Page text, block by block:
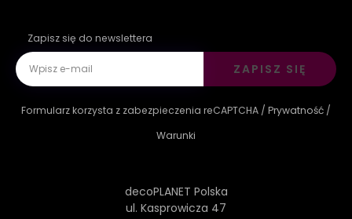
Zapisz się do newslettera
ZAPISZ SIĘ
Formularz korzysta z zabezpieczenia reCAPTCHA / Prywatność /
Warunki
decoPLANET Polska
ul. Kasprowicza 47